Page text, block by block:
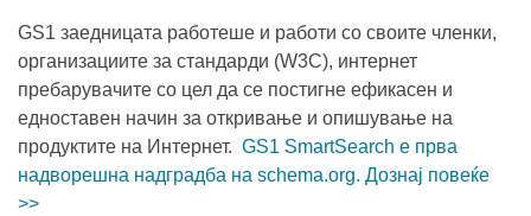
GS1 заедницата работеше и работи со своите членки,
организациите за стандарди (W3C), интернет
пребарувачите со цел да се постигне ефикасен и
едноставен начин за откривање и опишување на
продуктите на Интернет. GS1 SmartSearch е прва
надворешна надградба на schema.org. Дознај повеќе
>>